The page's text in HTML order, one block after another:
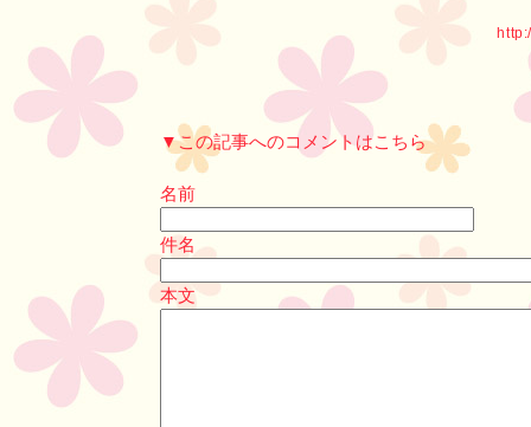
▼この記事へのコメントはこちら
名前
件名
本文